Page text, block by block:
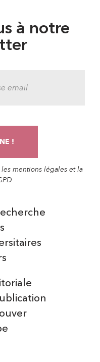
à notre
mentions légales et la